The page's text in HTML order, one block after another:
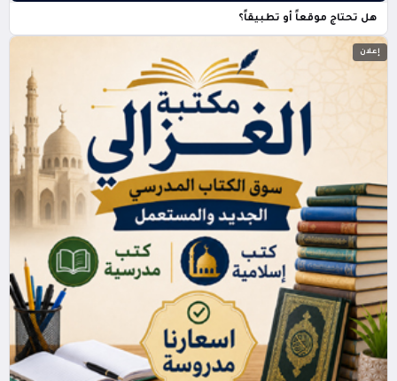
هل تحتاج موقعاً أو تطبيقاً؟
إعلان